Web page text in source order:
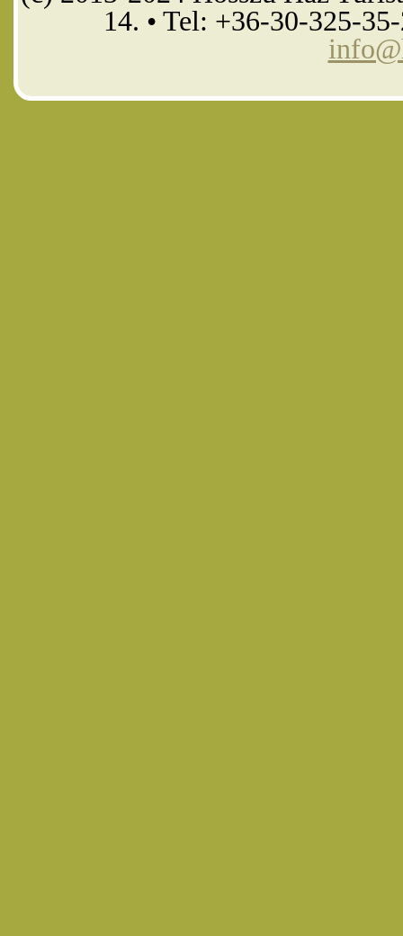
14. • Tel: +36-30-325-